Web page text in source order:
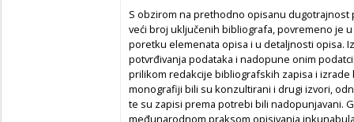
S obzirom na prethodno opisanu
veći broj uključenih bibliografa, povremeno je
poretku elemenata opisa i u detaljnosti opisa.
potvrđivanja podataka i nadopune onim
prilikom redakcije bibliografskih zapisa i
monografiji bili su konzultirani i drugi izvori,
te su zapisi prema potrebi bili nadopunjavani.
međunarodnom praksom opisivanja